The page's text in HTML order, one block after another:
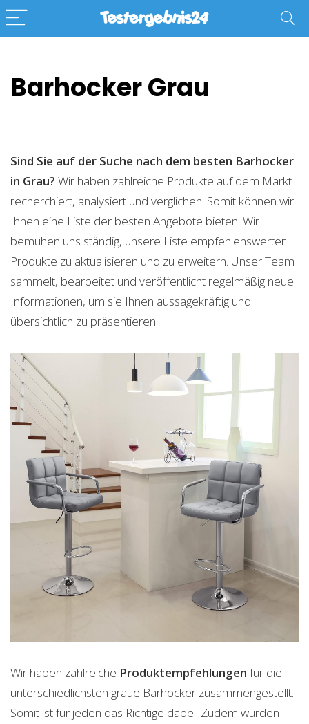
Barhocker Grau
Sind Sie auf der Suche nach dem besten Barhocker
in Grau? Wir haben zahlreiche Produkte auf dem Markt
recherchiert, analysiert und verglichen. Somit können wir
Ihnen eine Liste der besten Angebote bieten. Wir
bemühen uns ständig, unsere Liste empfehlenswerter
Produkte zu aktualisieren und zu erweitern. Unser Team
sammelt, bearbeitet und veröffentlicht regelmäßig neue
Informationen, um sie Ihnen aussagekräftig und
übersichtlich zu präsentieren.
Wir haben zahlreiche Produktempfehlungen für die
unterschiedlichsten graue Barhocker zusammengestellt.
Somit ist für jeden das Richtige dabei. Zudem wurden